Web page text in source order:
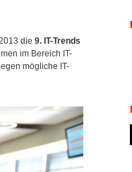
die 9. IT-Trends
im Bereich IT-
mögliche IT-